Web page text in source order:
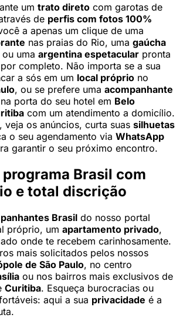
um trato direto com garotas de
de perfis com fotos 100%
a apenas um clique de uma
nas praias do Rio, uma gaúcha
uma argentina espetacular pronta
completo. Não importa se a sua
a sós em um local próprio no
, ou se prefere uma acompanhante
porta do seu hotel em Belo
com um atendimento a domicílio.
veja os anúncios, curta suas silhuetas
o seu agendamento via WhatsApp
garantir o seu próximo encontro.
programa Brasil com
e total discrição
Brasil do nosso portal
próprio, um apartamento privado,
onde te recebem carinhosamente.
mais solicitados pelos nossos
de São Paulo, no centro
ou nos bairros mais exclusivos de
Curitiba. Esqueça burocracias ou
aqui a sua privacidade é a